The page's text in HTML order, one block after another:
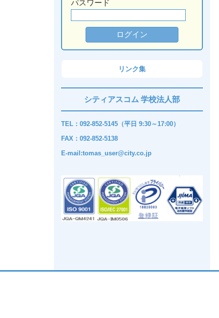
パスワード
リンク集
シティアスコム 学校法人部
TEL：092-852-5145（平日 9:30～17:00）
FAX：092-852-5138
E-mail:tomas_user@city.co.jp